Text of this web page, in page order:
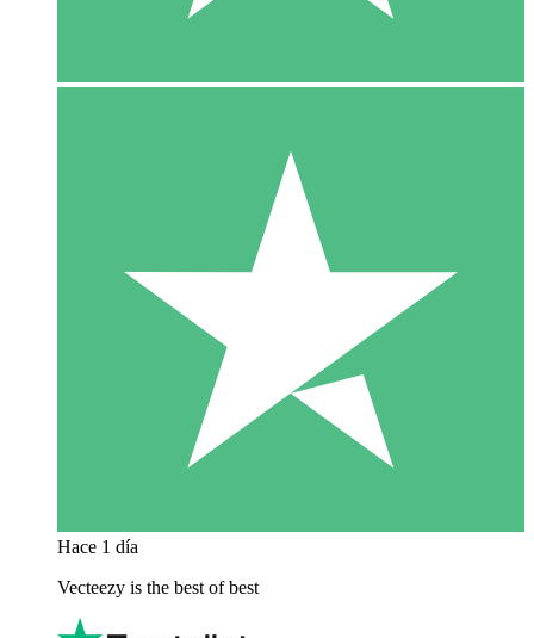
Hace 1 día
Vecteezy is the best of best